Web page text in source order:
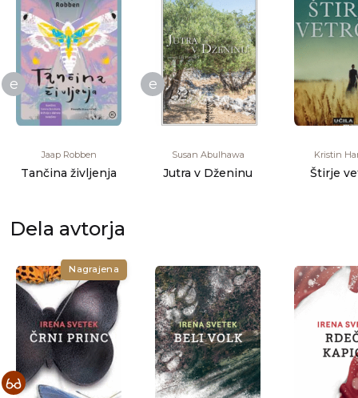
e
Jaap Robben
Tančina življenja
e
Susan Abulhawa
Jutra v Dženinu
Kristin
Štirje
Dela avtorja
Nagrajena